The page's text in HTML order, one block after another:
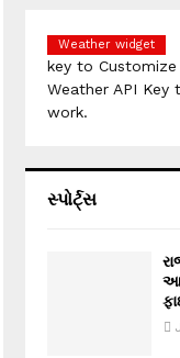
Weather widget
key to
Weather API
work.
સ્પોર્ટ્સ